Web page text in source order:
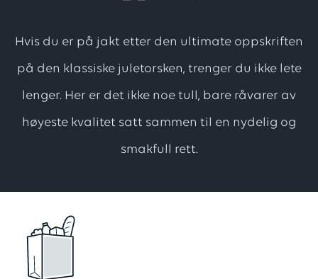
2
med
en
score
på
av
Hvis du er på jakt etter den ultimate oppskriften
på den klassiske juletorsken, trenger du ikke lete
lenger. Her er det ikke noe tull, bare råvarer av
høyeste kvalitet satt sammen til en nydelig og
smakfull rett.